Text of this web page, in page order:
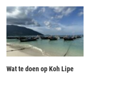
Wat te doen op Koh Lipe